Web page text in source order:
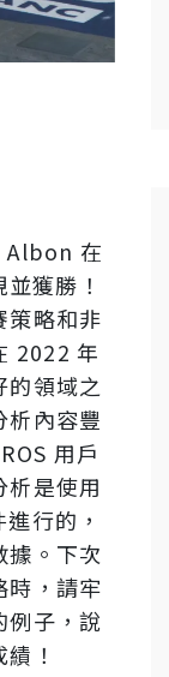
Albon 在
獲勝！
策略和非
2022 年
的領域之
析內容豐
用戶
是使用
行的，
據。下次
時，請牢
例子，說
！